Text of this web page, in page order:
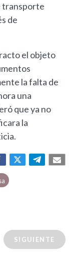
transporte
de
el objeto
la falta de
una
que ya no
la
SIGUIENTE